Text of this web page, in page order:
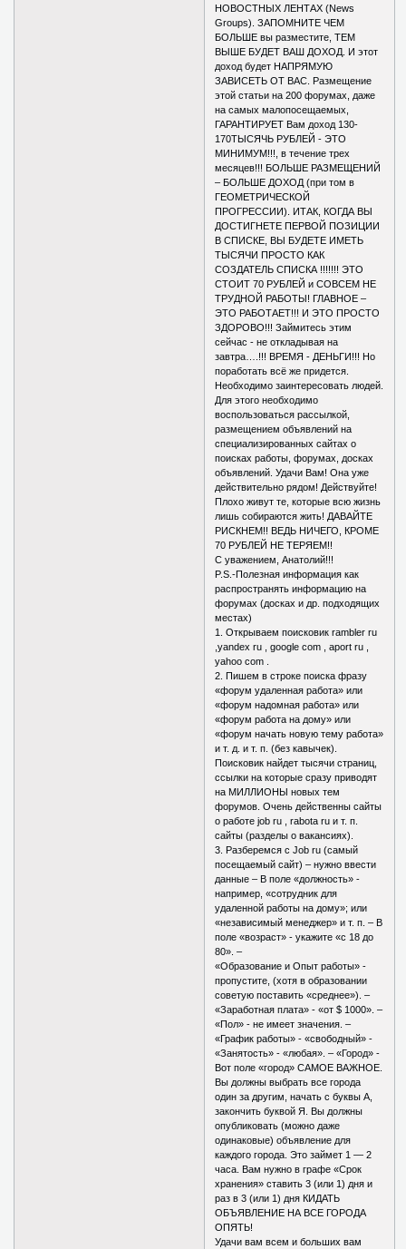
НОВОСТНЫХ ЛЕНТАХ (News
Groups). ЗАПОМНИТЕ ЧЕМ
БОЛЬШЕ вы разместите, ТЕМ
ВЫШЕ БУДЕТ ВАШ ДОХОД. И этот
доход будет НАПРЯМУЮ
ЗАВИСЕТЬ ОТ ВАС. Размещение
этой статьи на 200 форумах, даже
на самых малопосещаемых,
ГАРАНТИРУЕТ Вам доход 130-
170ТЫСЯЧЬ РУБЛЕЙ - ЭТО
МИНИМУМ!!!, в течение трех
месяцев!!! БОЛЬШЕ РАЗМЕЩЕНИЙ
– БОЛЬШЕ ДОХОД (при том в
ГЕОМЕТРИЧЕСКОЙ
ПРОГРЕССИИ). ИТАК, КОГДА ВЫ
ДОСТИГНЕТЕ ПЕРВОЙ ПОЗИЦИИ
В СПИСКЕ, ВЫ БУДЕТЕ ИМЕТЬ
ТЫСЯЧИ ПРОСТО КАК
СОЗДАТЕЛЬ СПИСКА !!!!!!! ЭТО
СТОИТ 70 РУБЛЕЙ и СОВСЕМ НЕ
ТРУДНОЙ РАБОТЫ! ГЛАВНОЕ –
ЭТО РАБОТАЕТ!!! И ЭТО ПРОСТО
ЗДОРОВО!!! Займитесь этим
сейчас - не откладывая на
завтра….!!! ВРЕМЯ - ДЕНЬГИ!!! Но
поработать всё же придется.
Необходимо заинтересовать людей.
Для этого необходимо
воспользоваться рассылкой,
размещением объявлений на
специализированных сайтах о
поисках работы, форумах, досках
объявлений. Удачи Вам! Она уже
действительно рядом! Действуйте!
Плохо живут те, которые всю жизнь
лишь собираются жить! ДАВАЙТЕ
РИСКНЕМ!! ВЕДЬ НИЧЕГО, КРОМЕ
70 РУБЛЕЙ НЕ ТЕРЯЕМ!!
С уважением, Анатолий!!!
P.S.-Полезная информация как
распространять информацию на
форумах (досках и др. подходящих
местах)
1. Открываем поисковик rambler ru
,yandex ru , google com , aport ru ,
yahoo com .
2. Пишем в строке поиска фразу
«форум удаленная работа» или
«форум надомная работа» или
«форум работа на дому» или
«форум начать новую тему работа»
и т. д. и т. п. (без кавычек).
Поисковик найдет тысячи страниц,
ссылки на которые сразу приводят
на МИЛЛИОНЫ новых тем
форумов. Очень действенны сайты
о работе job ru , rabota ru и т. п.
сайты (разделы о вакансиях).
3. Разберемся с Job ru (самый
посещаемый сайт) – нужно ввести
данные – В поле «должность» -
например, «сотрудник для
удаленной работы на дому»; или
«независимый менеджер» и т. п. – В
поле «возраст» - укажите «с 18 до
80». –
«Образование и Опыт работы» -
пропустите, (хотя в образовании
советую поставить «среднее»). –
«Заработная плата» - «от $ 1000». –
«Пол» - не имеет значения. –
«График работы» - «свободный» -
«Занятость» - «любая». – «Город» -
Вот поле «город» САМОЕ ВАЖНОЕ.
Вы должны выбрать все города
один за другим, начать с буквы А,
закончить буквой Я. Вы должны
опубликовать (можно даже
одинаковые) объявление для
каждого города. Это займет 1 — 2
часа. Вам нужно в графе «Срок
хранения» ставить 3 (или 1) дня и
раз в 3 (или 1) дня КИДАТЬ
ОБЪЯВЛЕНИЕ НА ВСЕ ГОРОДА
ОПЯТЬ!
Удачи вам всем и больших вам